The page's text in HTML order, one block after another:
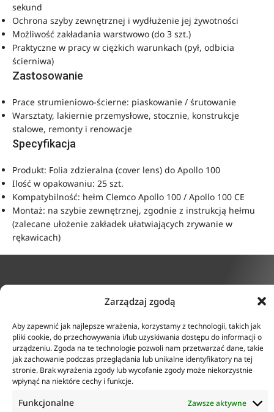
Zarządzaj zgodą
Aby zapewnić jak najlepsze wrażenia, korzystamy z technologii, takich jak
pliki cookie, do przechowywania i/lub uzyskiwania dostępu do informacji o
urządzeniu. Zgoda na te technologie pozwoli nam przetwarzać dane, takie
jak zachowanie podczas przeglądania lub unikalne identyfikatory na tej
stronie. Brak wyrażenia zgody lub wycofanie zgody może niekorzystnie
wpłynąć na niektóre cechy i funkcje.
Funkcjonalne Zawsze aktywne
sekund
Ochrona szyby zewnętrznej i wydłużenie jej żywotności
Możliwość zakładania warstwowo (do 3 szt.)
Praktyczne w pracy w ciężkich warunkach (pył, odbicia
ścierniwa)
Zastosowanie
Prace strumieniowo-ścierne: piaskowanie / śrutowanie
Warsztaty, lakiernie przemysłowe, stocznie, konstrukcje
stalowe, remonty i renowacje
Specyfikacja
Produkt: Folia zdzieralna (cover lens) do Apollo 100
Ilość w opakowaniu: 25 szt.
Kompatybilność: hełm Clemco Apollo 100 / Apollo 100 CE
Montaż: na szybie zewnętrznej, zgodnie z instrukcją hełmu
(zalecane ułożenie zakładek ułatwiających zrywanie w
rękawicach)
ul. Tarcice 11, 80-718
Gdańsk
+48 58 342 24 15
Biuro czynne w godzinach
8:00-16:00
sklep@anticorr.pl
INFORMACJE
O firmie
Regulamin
Polityka prywatności
Płatność i dostawa
Zwroty i reklamacje
PRZYDATNE LINKI